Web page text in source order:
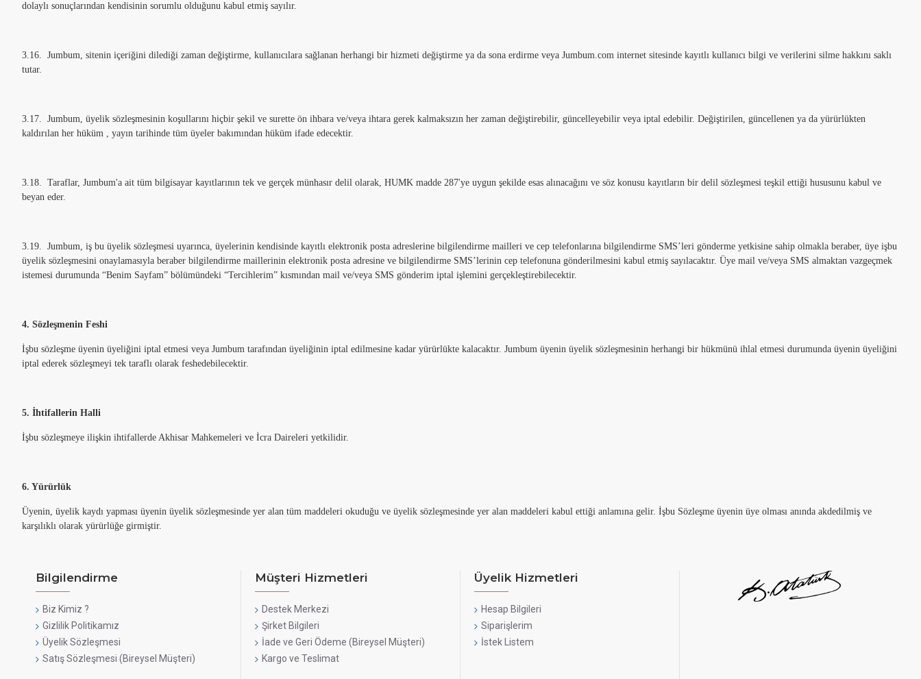
dolaylı sonuçlarından kendisinin sorumlu olduğunu kabul etmiş sayılır.
3.16. Jumbum, sitenin içeriğini dilediği zaman değiştirme, kullanıcılara sağlanan herhangi bir hizmeti değiştirme ya da sona erdirme veya Jumbum.com internet sitesinde kayıtlı kullanıcı bilgi ve verilerini silme hakkını saklı
tutar.
3.17. Jumbum, üyelik sözleşmesinin koşullarını hiçbir şekil ve surette ön ihbara ve/veya ihtara gerek kalmaksızın her zaman değiştirebilir, güncelleyebilir veya iptal edebilir. Değiştirilen, güncellenen ya da yürürlükten
kaldırılan her hüküm , yayın tarihinde tüm üyeler bakımından hüküm ifade edecektir.
3.18. Taraflar, Jumbum'a ait tüm bilgisayar kayıtlarının tek ve gerçek münhasır delil olarak, HUMK madde 287'ye uygun şekilde esas alınacağını ve söz konusu kayıtların bir delil sözleşmesi teşkil ettiği hususunu kabul ve
beyan eder.
3.19. Jumbum, iş bu üyelik sözleşmesi uyarınca, üyelerinin kendisinde kayıtlı elektronik posta adreslerine bilgilendirme mailleri ve cep telefonlarına bilgilendirme SMS’leri gönderme yetkisine sahip olmakla beraber, üye işbu
üyelik sözleşmesini onaylamasıyla beraber bilgilendirme maillerinin elektronik posta adresine ve bilgilendirme SMS’lerinin cep telefonuna gönderilmesini kabul etmiş sayılacaktır. Üye mail ve/veya SMS almaktan vazgeçmek
istemesi durumunda “Benim Sayfam” bölümündeki “Tercihlerim” kısmından mail ve/veya SMS gönderim iptal işlemini gerçekleştirebilecektir.
4. Sözleşmenin Feshi
İşbu sözleşme üyenin üyeliğini iptal etmesi veya Jumbum tarafından üyeliğinin iptal edilmesine kadar yürürlükte kalacaktır. Jumbum üyenin üyelik sözleşmesinin herhangi bir hükmünü ihlal etmesi durumunda üyenin üyeliğini
iptal ederek sözleşmeyi tek taraflı olarak feshedebilecektir.
5. İhtifallerin Halli
İşbu sözleşmeye ilişkin ihtifallerde Akhisar Mahkemeleri ve İcra Daireleri yetkilidir.
6. Yürürlük
Üyenin, üyelik kaydı yapması üyenin üyelik sözleşmesinde yer alan tüm maddeleri okuduğu ve üyelik sözleşmesinde yer alan maddeleri kabul ettiği anlamına gelir. İşbu Sözleşme üyenin üye olması anında akdedilmiş ve
karşılıklı olarak yürürlüğe girmiştir.
Bilgilendirme
Biz Kimiz ?
Gizlilik Politikamız
Üyelik Sözleşmesi
Satış Sözleşmesi (Bireysel Müşteri)
Müşteri Hizmetleri
Destek Merkezi
Şirket Bilgileri
İade ve Geri Ödeme (Bireysel Müşteri)
Kargo ve Teslimat
Üyelik Hizmetleri
Hesap Bilgileri
Siparişlerim
İstek Listem